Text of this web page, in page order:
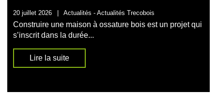
20 juillet 2026 | Actualités - Actualités Trecobois
Construire une maison à ossature bois est un projet qui
s’inscrit dans la durée...
Lire la suite